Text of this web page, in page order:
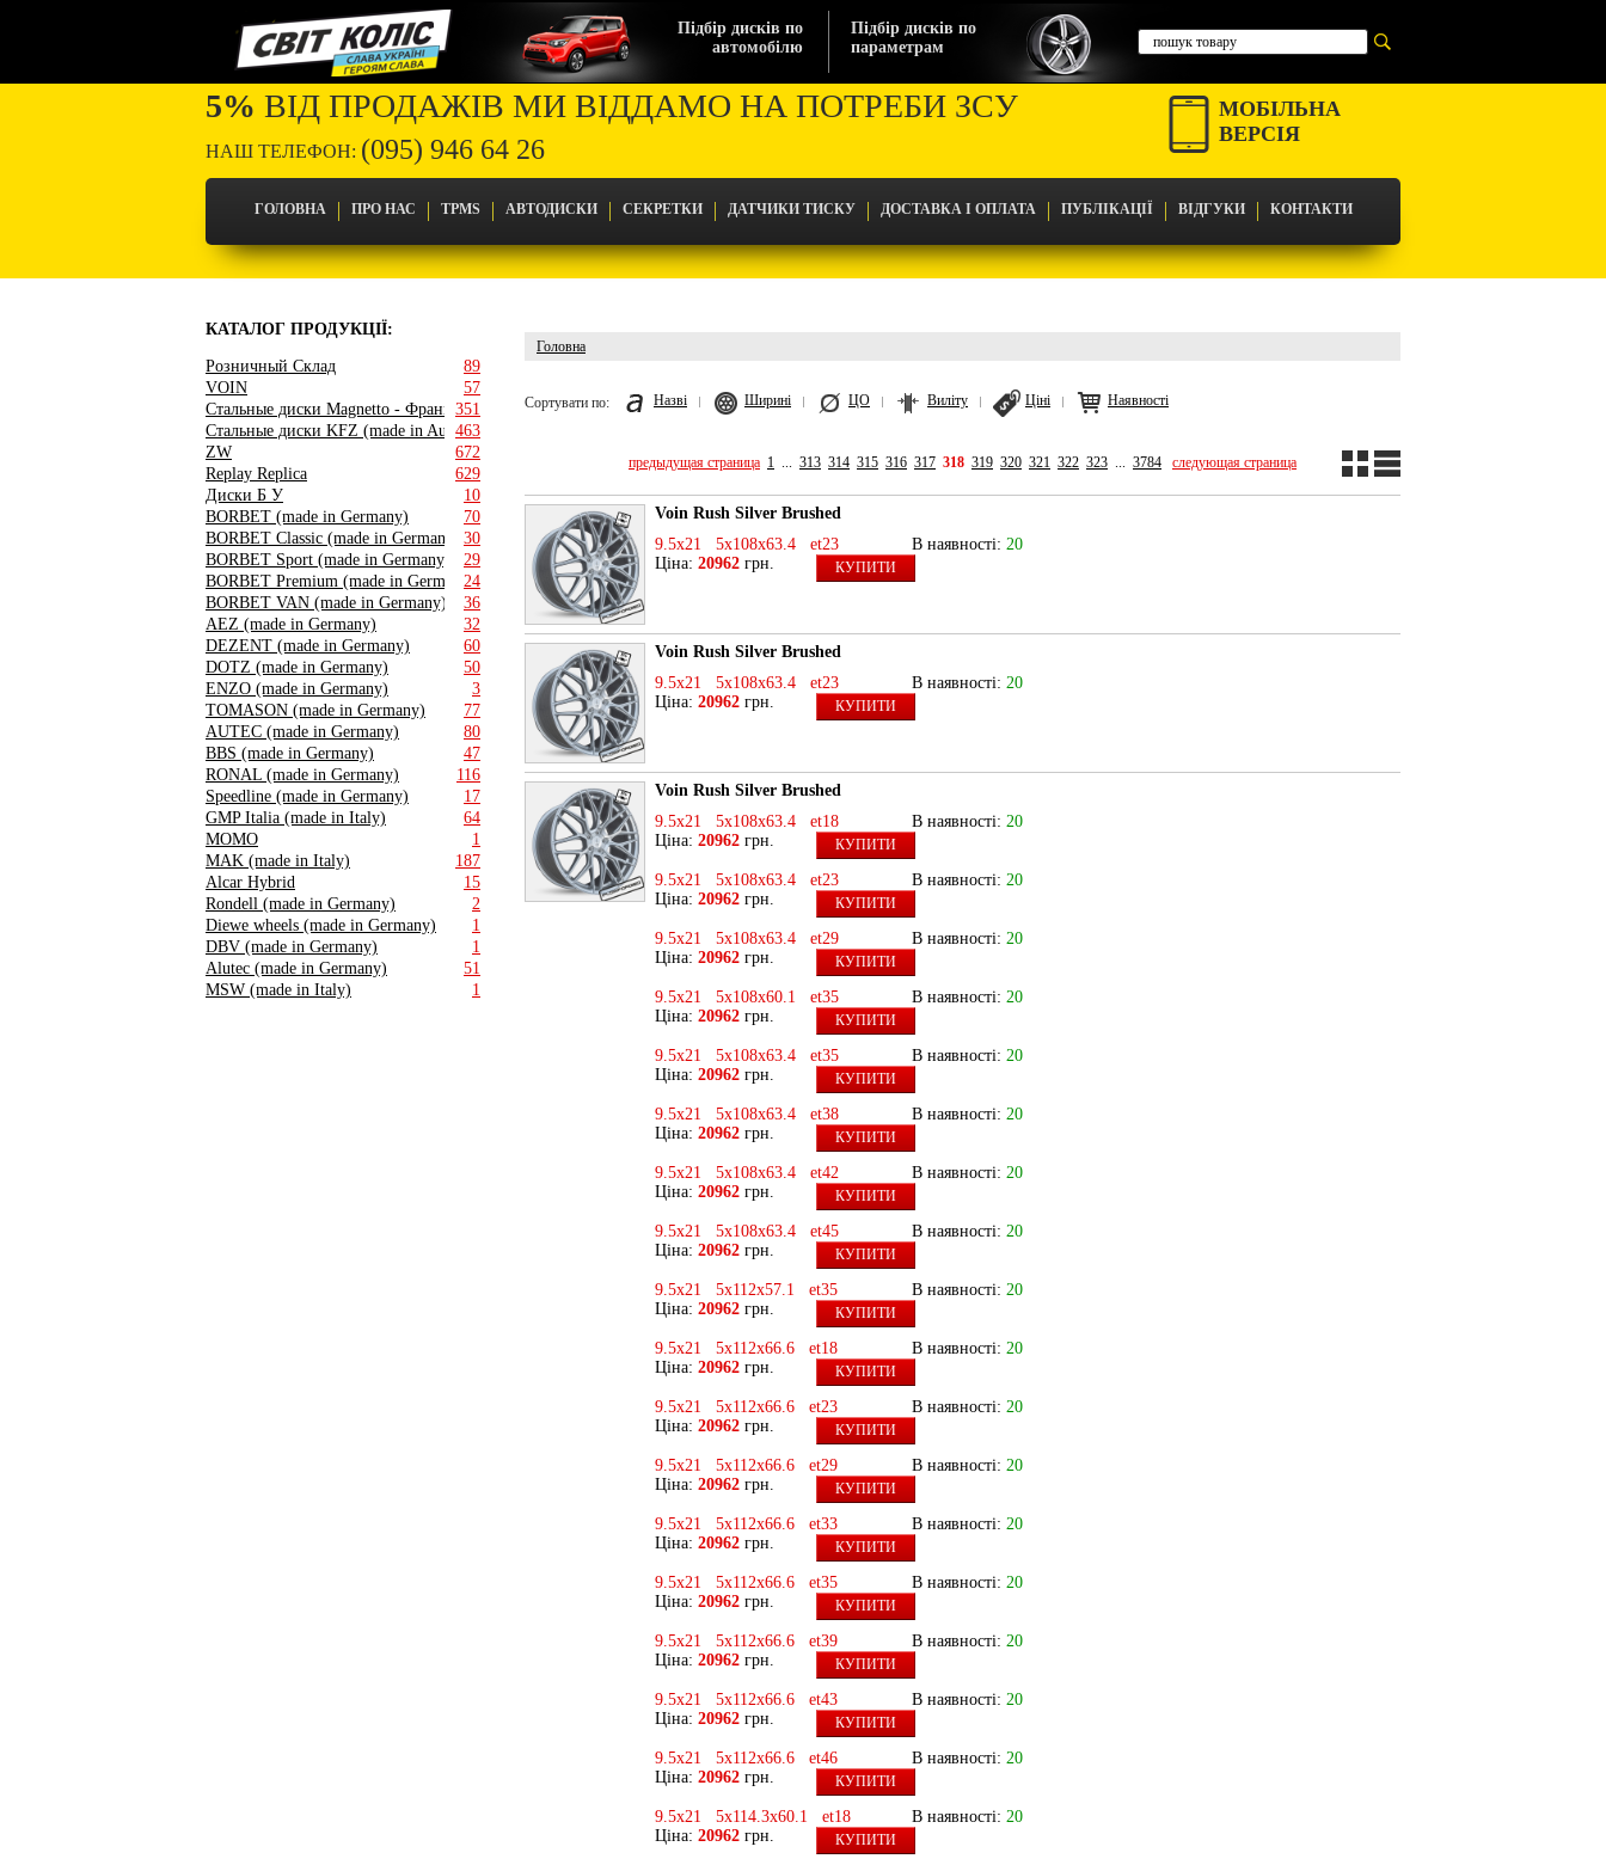
Підбір дисків по
автомобілю
Підбір дисків по
параметрам
МОБІЛЬНА
ВЕРСІЯ
5% ВІД ПРОДАЖІВ МИ ВІДДАМО НА ПОТРЕБИ ЗСУ
НАШ ТЕЛЕФОН: (095) 946 64 26
ГОЛОВНА ПРО НАС TPMS АВТОДИСКИ СЕКРЕТКИ ДАТЧИКИ ТИСКУ ДОСТАВКА І ОПЛАТА ПУБЛІКАЦІЇ ВІДГУКИ КОНТАКТИ
КАТАЛОГ ПРОДУКЦІЇ:
Розничный Склад
89
VOIN
57
Стальные диски Magnetto - Франция351
Стальные диски KFZ (made in Austria)
463
ZW
672
Replay Replica
629
Диски Б У
10
BORBET (made in Germany)
70
BORBET Classic (made in Germany)
30
BORBET Sport (made in Germany)
29
BORBET Premium (made in Germany)
24
BORBET VAN (made in Germany)
36
AEZ (made in Germany)
32
DEZENT (made in Germany)
60
DOTZ (made in Germany)
50
ENZO (made in Germany)
3
TOMASON (made in Germany)
77
AUTEC (made in Germany)
80
BBS (made in Germany)
47
RONAL (made in Germany)
116
Speedline (made in Germany)
17
GMP Italia (made in Italy)
64
MOMO
1
MAK (made in Italy)
187
Alcar Hybrid
15
Rondell (made in Germany)
2
Diewe wheels (made in Germany)
1
DBV (made in Germany)
1
Alutec (made in Germany)
51
MSW (made in Italy)
1
Головна
Сортувати по:
Назві Ширині ЦО Виліту Ціні Наявності
предыдущая страница 1 ... 313 314 315 316 317 318 319 320 321 322 323 ... 3784 следующая страница
Voin Rush Silver Brushed
9.5x21 5x108x63.4 et23
В наявності: 20
Ціна: 20962 грн. КУПИТИ
Voin Rush Silver Brushed
9.5x21 5x108x63.4 et23
В наявності: 20
Ціна: 20962 грн. КУПИТИ
Voin Rush Silver Brushed
9.5x21 5x108x63.4 et18
В наявності: 20
Ціна: 20962 грн. КУПИТИ
9.5x21 5x108x63.4 et23 В наявності: 20
Ціна: 20962 грн. КУПИТИ
9.5x21 5x108x63.4 et29 В наявності: 20
Ціна: 20962 грн. КУПИТИ
9.5x21 5x108x60.1 et35 В наявності: 20
Ціна: 20962 грн. КУПИТИ
9.5x21 5x108x63.4 et35 В наявності: 20
Ціна: 20962 грн. КУПИТИ
9.5x21 5x108x63.4 et38 В наявності: 20
Ціна: 20962 грн. КУПИТИ
9.5x21 5x108x63.4 et42 В наявності: 20
Ціна: 20962 грн. КУПИТИ
9.5x21 5x108x63.4 et45 В наявності: 20
Ціна: 20962 грн. КУПИТИ
9.5x21 5x112x57.1 et35 В наявності: 20
Ціна: 20962 грн. КУПИТИ
9.5x21 5x112x66.6 et18 В наявності: 20
Ціна: 20962 грн. КУПИТИ
9.5x21 5x112x66.6 et23 В наявності: 20
Ціна: 20962 грн. КУПИТИ
9.5x21 5x112x66.6 et29 В наявності: 20
Ціна: 20962 грн. КУПИТИ
9.5x21 5x112x66.6 et33 В наявності: 20
Ціна: 20962 грн. КУПИТИ
9.5x21 5x112x66.6 et35 В наявності: 20
Ціна: 20962 грн. КУПИТИ
9.5x21 5x112x66.6 et39 В наявності: 20
Ціна: 20962 грн. КУПИТИ
9.5x21 5x112x66.6 et43 В наявності: 20
Ціна: 20962 грн. КУПИТИ
9.5x21 5x112x66.6 et46 В наявності: 20
Ціна: 20962 грн. КУПИТИ
9.5x21 5x114.3x60.1 et18 В наявності: 20
Ціна: 20962 грн. КУПИТИ